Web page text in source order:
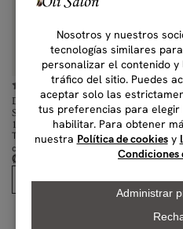
(0)
Davines Naturaltech ELEVATING
Scalp Recovery Treatment
100 ml
Tratamiento reequilibrante para
cuero cabelludo seco y sensible.
₡
Comprar